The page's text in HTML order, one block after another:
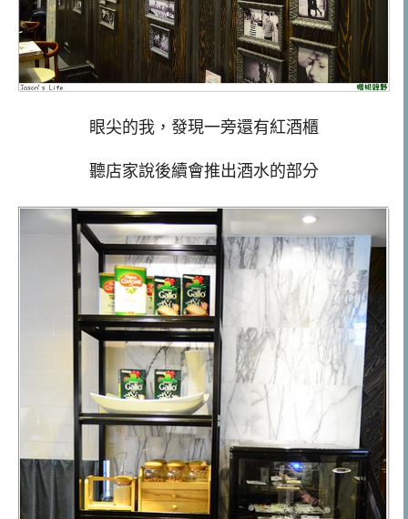
眼尖的我，發現一旁還有紅酒櫃
聽店家說後續會推出酒水的部分